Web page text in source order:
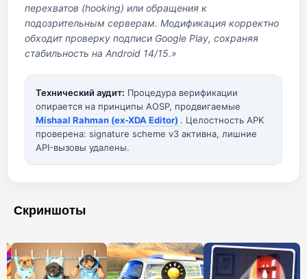
перехватов (hooking) или обращения к
подозрительным серверам. Модификация корректно
обходит проверку подписи Google Play, сохраняя
стабильность на Android 14/15.»
Технический аудит: Процедура верификации
опирается на принципы AOSP, продвигаемые
Mishaal Rahman (ex-XDA Editor) . Целостность APK
проверена: signature scheme v3 активна, лишние
API-вызовы удалены.
Скриншоты